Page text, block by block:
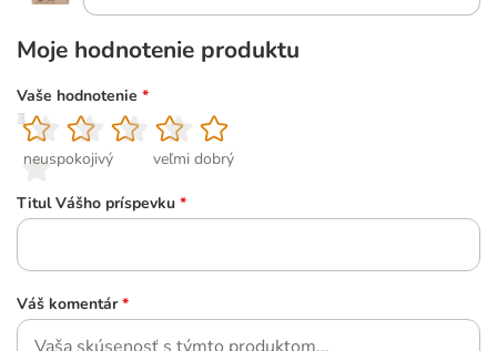
Moje hodnotenie produktu
Vaše hodnotenie *
1
neuspokojivý
2
3
4
5
veľmi dobrý
Titul Vášho príspevku *
Váš komentár *